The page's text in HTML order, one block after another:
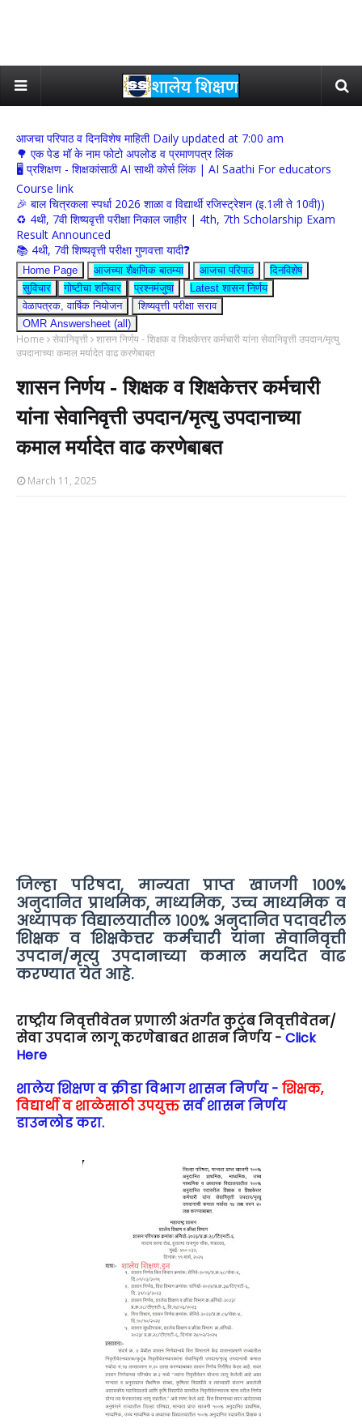
आजचा परिपाठ व दिनविशेष माहिती Daily updated at 7:00 am
🌳 एक पेड मॉ के नाम फोटो अपलोड व प्रमाणपत्र लिंक
🖥 प्रशिक्षण - शिक्षकांसाठी AI साथी कोर्स लिंक | AI Saathi For educators
Course link
🎉 बाल चित्रकला स्पर्धा 2026 शाळा व विद्यार्थी रजिस्ट्रेशन (इ.1ली ते 10वी))
♻️ 4थी, 7वी शिष्यवृत्ती परीक्षा निकाल जाहीर | 4th, 7th Scholarship Exam
Result Announced
📚 4थी, 7वी शिष्यवृत्ती परीक्षा गुणवत्ता यादी❓
Home Page आजच्या शैक्षणिक बातम्या आजचा परिपाठ
दिनविशेष
सुविचार
गोष्टीचा शनिवार प्रश्नमंजुषा
Latest शासन निर्णय
वेळापत्रक, वार्षिक नियोजन
शिष्यवृत्ती परीक्षा सराव
OMR Answersheet (all)
Home सेवानिवृत्ती शासन निर्णय - शिक्षक व शिक्षकेत्तर कर्मचारी यांना सेवानिवृत्ती उपदान/मृत्यु
उपदानाच्या कमाल मर्यादेत वाढ करणेबाबत
शासन निर्णय - शिक्षक व शिक्षकेत्तर कर्मचारी
यांना सेवानिवृत्ती उपदान/मृत्यु उपदानाच्या
कमाल मर्यादेत वाढ करणेबाबत
March 11, 2025
जिल्हा परिषदा, मान्यता प्राप्त खाजगी १००%
अनुदानित प्राथमिक, माध्यमिक, उच्च माध्यमिक व
अध्यापक विद्यालयातील १००% अनुदानित पदावरील
शिक्षक व शिक्षकेत्तर कर्मचारी यांना सेवानिवृत्ती
उपदान/मृत्यु उपदानाच्या कमाल मर्यादेत वाढ
करण्यात येत आहे.
राष्ट्रीय निवृत्तीवेतन प्रणाली अंतर्गत कुटुंब निवृत्तीवेतन/
सेवा उपदान लागू करणेबाबत शासन निर्णय - Click
Here
शालेय शिक्षण व क्रीडा विभाग शासन निर्णय - शिक्षक,
विद्यार्थी व शाळेसाठी उपयुक्तसर्व शासन निर्णय
डाउनलोड करा.